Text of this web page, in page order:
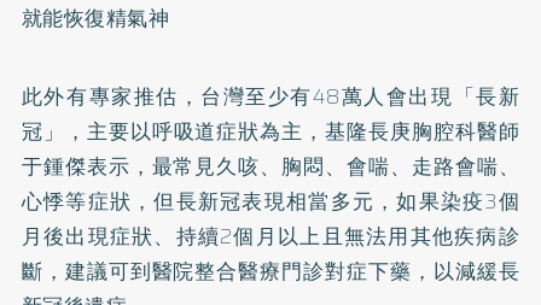
就能恢復精氣神
此外有專家推估，台灣至少有48萬人會出現 「長新
冠」
，主要以呼吸道症狀為主，基隆長庚胸腔科醫師
于鍾傑表示，最常見久咳、胸悶、會喘、走路會喘、
心悸等症狀，但長新冠表現相當多元，如果染疫3個
月後出現症狀、持續2個月以上且無法用其他疾病診
斷，建議可到醫院整合醫療門診對症下藥，以減緩長